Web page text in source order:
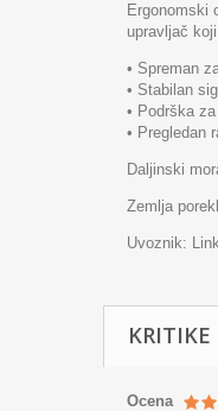
Ergonomski
upravljač
• Spreman
• Stabilan
• Podrška
• Pregledan
Daljinski
Zemlja
Uvoznik:
KRITIKE
Ocena